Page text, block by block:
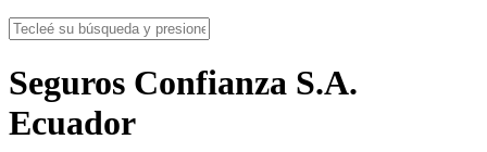
Seguros Confianza S.A.
Ecuador